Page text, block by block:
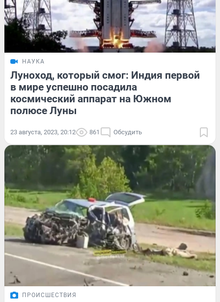
НАУКА
Луноход, который смог: Индия первой
в мире успешно посадила
космический аппарат на Южном
полюсе Луны
23 августа, 2023, 20:12 861 Обсудить
ПРОИСШЕСТВИЯ